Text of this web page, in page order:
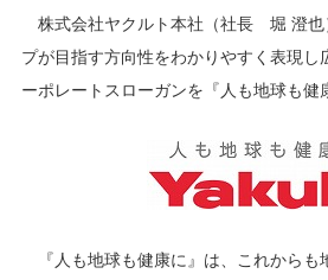
株式会社ヤクルト本社（社長 堀 澄也
プが目指す方向性をわかりやすく表現し
ーポレートスローガンを『人も地球も健
『人も地球も健康に』は、これからも